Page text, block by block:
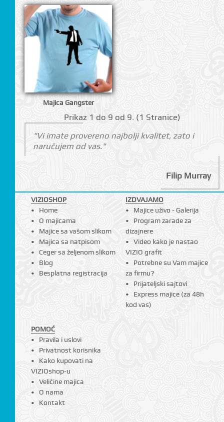
Majica Gangster
Prikаz 1 do 9 оd 9. (1 Strаnicе)
"Vi imate provereno najbolji kvalitet, zato i
naručujem od vas."
Filip Murray
VIZIOSHOP
Home
O majicama
Majice sa vašom slikom
Majica sa natpisom
Ceger sa željenom slikom
Blog
Besplatna registracija
IZDVAJAMO
Majice uživo - Galerija
Program zarade za
dizajnere
Video kako je nastao
VIZIO grafit
Potrebne su Vam majice
za firmu?
Prijateljski sajtovi
Express majice (za 48h
kod vas)
POMOĆ
Pravila i uslovi
Privatnost korisnika
Kako kupovati na
VIZIOshop-u
Veličine majica
O nama
Kontakt